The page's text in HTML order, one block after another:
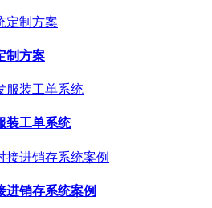
制方案
装工单系统
进销存系统案例